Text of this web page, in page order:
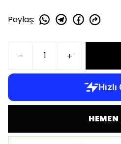
Paylaş:
HEMEN